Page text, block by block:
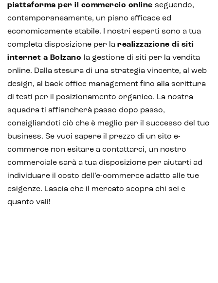
piattaforma per il commercio online seguendo,
contemporaneamente, un piano efficace ed
economicamente stabile. I nostri esperti sono a tua
completa disposizione per la realizzazione di siti
internet a Bolzano
la gestione di siti per la vendita
online. Dalla stesura di una strategia vincente, al web
design, al back office management fino alla scrittura
di testi per il posizionamento organico. La nostra
squadra ti affiancherà passo dopo passo,
consigliandoti ciò che è meglio per il successo del tuo
business. Se vuoi sapere il prezzo di un sito e-
commerce non esitare a contattarci, un nostro
commerciale sarà a tua disposizione per aiutarti ad
individuare il costo dell’e-commerce adatto alle tue
esigenze. Lascia che il mercato scopra chi sei e
quanto vali!